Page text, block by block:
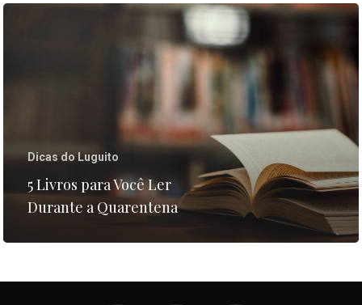
Dicas do Luguito
5 Livros para Você Ler
Durante a Quarentena
NOSSAS
NOVIDADES
Entre em contato
T:+55 51 40 3629 4753
E: